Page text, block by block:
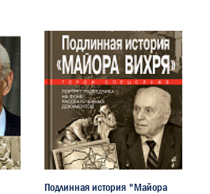
Подлинная история "Майора